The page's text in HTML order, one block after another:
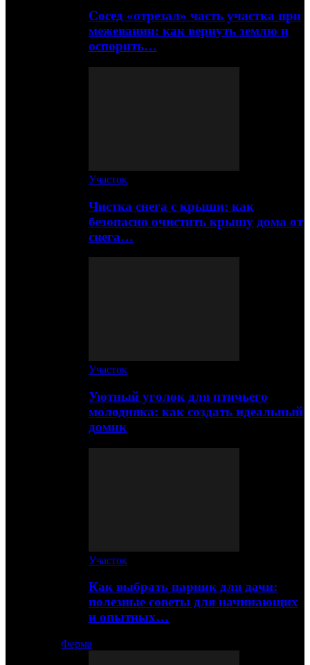
Сосед «отрезал» часть участка при
межевании: как вернуть землю и
оспорить…
Участок
Чистка снега с крыши: как
безопасно очистить крышу дома от
снега…
Участок
Уютный уголок для птичьего
молодняка: как создать идеальный
домик
Участок
Как выбрать парник для дачи:
полезные советы для начинающих
и опытных…
Ферма